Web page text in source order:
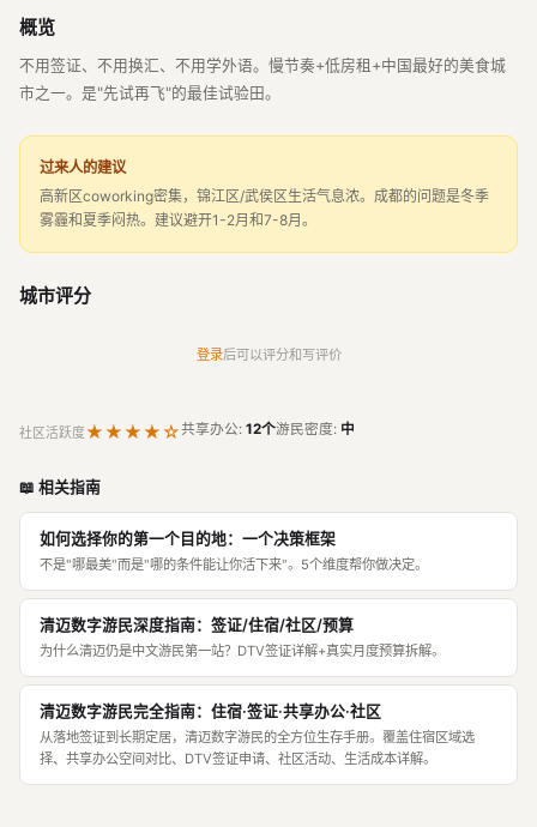
概览
不用签证、不用换汇、不用学外语。慢节奏+低房租+中国最好的美食城
市之一。是"先试再飞"的最佳试验田。
过来人的建议
高新区coworking密集，锦江区/武侯区生活气息浓。成都的问题是冬季
雾霾和夏季闷热。建议避开1-2月和7-8月。
城市评分
登录后可以评分和写评价
社区活跃度★★★★☆共享办公: 12个游民密度: 中
📖 相关指南
如何选择你的第一个目的地：一个决策框架
不是"哪最美"而是"哪的条件能让你活下来"。5个维度帮你做决定。
清迈数字游民深度指南：签证/住宿/社区/预算
为什么清迈仍是中文游民第一站？DTV签证详解+真实月度预算拆解。
清迈数字游民完全指南：住宿·签证·共享办公·社区
从落地签证到长期定居，清迈数字游民的全方位生存手册。覆盖住宿区域选
择、共享办公空间对比、DTV签证申请、社区活动、生活成本详解。